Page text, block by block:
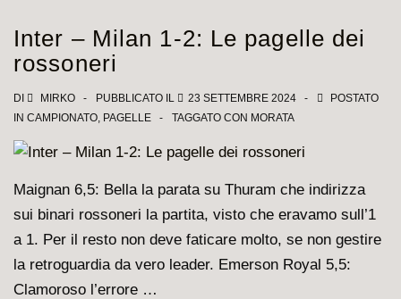
0,
Fofana
equilibratore,
Theo
in
spolvero
Inter – Milan 1-2: Le pagelle dei
rossoneri
DI MIRKO PUBBLICATO IL 23 SETTEMBRE 2024
IN CAMPIONATO, PAGELLE TAGGATO CON MORATA
Maignan 6,5: Bella la parata su Thuram che indirizza
sui binari rossoneri la partita, visto che eravamo sull’1
a 1. Per il resto non deve faticare molto, se non gestire
la retroguardia da vero leader. Emerson Royal 5,5:
Clamoroso l’errore …